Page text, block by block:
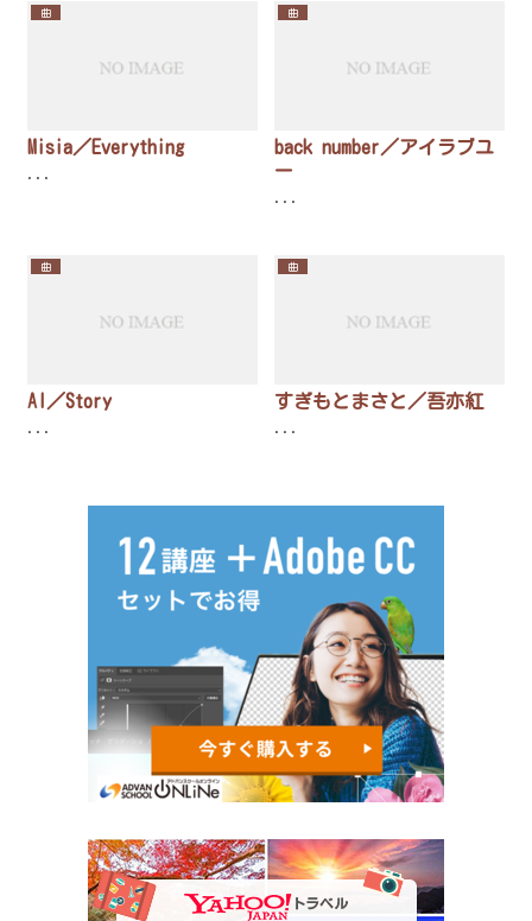
曲
Misia／Everything
...
曲
back number／アイラブユ
ー
...
曲
AI／Story
...
曲
すぎもとまさと／吾亦紅
...